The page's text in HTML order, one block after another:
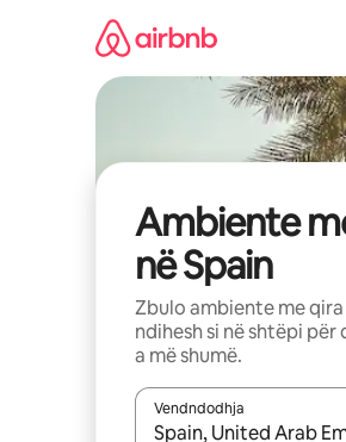
Ambiente
në Spain
Zbulo ambiente me
ndihesh si në shtëpi
a më shumë.
Vendndodhja
Kur rezultatet të jenë të